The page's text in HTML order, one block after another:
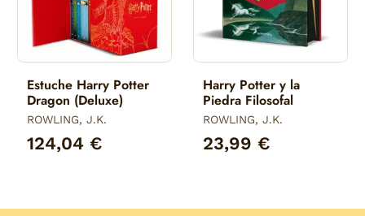
Estuche Harry Potter
Dragon (Deluxe)
ROWLING, J.K.
124,04 €
Harry Potter y la
Piedra Filosofal
ROWLING, J.K.
23,99 €